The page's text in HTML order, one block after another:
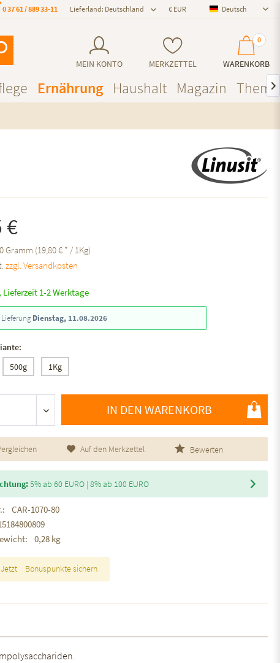
Deutsch
Deutsch
Lieferland: Deutschland
0 37 61 / 889 33-11
MEIN KONTO MERKZETTEL
0
WARENKORB
Ernährung Haushalt Magazin 
€
Gramm (19,80 € * / 1Kg)
zzgl. Versandkosten
Lieferzeit 1-2 Werktage
Dienstag, 11.08.2026
500g 1Kg
IN DEN WARENKORB
Auf den Merkzettel Bewerten
5% ab 60 EURO | 8% ab 100 EURO
CAR-1070-80
0,28 kg
Jetzt Bonuspunkte sichern